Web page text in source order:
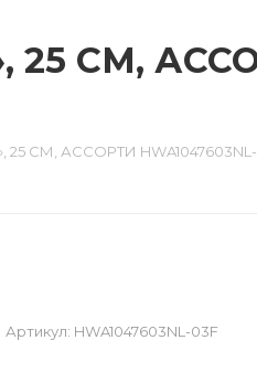
25 СМ,
СМ, АССОРТИ
Артикул: HWA1047603NL-03F